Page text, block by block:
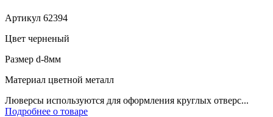
Артикул 62394
Цвет черненый
Размер d-8мм
Материал цветной металл
Люверсы используются для оформления круглых отверс...
Подробнее о товаре